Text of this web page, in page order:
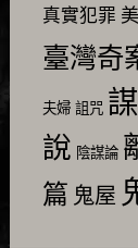
真實犯罪
臺灣奇
夫婦 詛咒
說 陰謀論
篇 鬼屋